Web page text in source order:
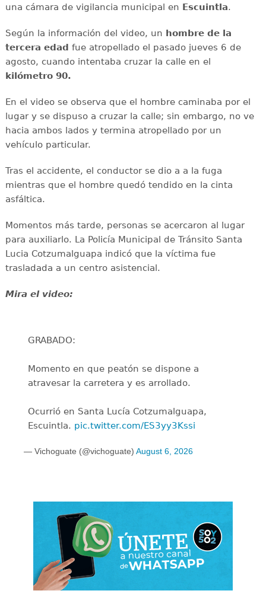
una cámara de vigilancia municipal en Escuintla.
Según la información del video, un hombre de la
tercera edad fue atropellado el pasado jueves 6 de
agosto, cuando intentaba cruzar la calle en el
kilómetro 90.
En el video se observa que el hombre caminaba por el
lugar y se dispuso a cruzar la calle; sin embargo, no ve
hacia ambos lados y termina atropellado por un
vehículo particular.
Tras el accidente, el conductor se dio a a la fuga
mientras que el hombre quedó tendido en la cinta
asfáltica.
Momentos más tarde, personas se acercaron al lugar
para auxiliarlo. La Policía Municipal de Tránsito Santa
Lucia Cotzumalguapa indicó que la víctima fue
trasladada a un centro asistencial.
Mira el video:
GRABADO:
Momento en que peatón se dispone a
atravesar la carretera y es arrollado.
Ocurrió en Santa Lucía Cotzumalguapa,
Escuintla. pic.twitter.com/ES3yy3Kssi
— Vichoguate (@vichoguate) August 6, 2026